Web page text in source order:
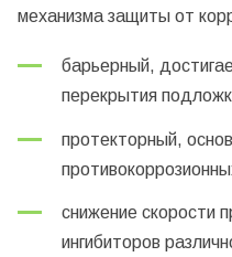
механизма защиты от
барьерный,
перекрытия
протекторный,
снижение скорости
ингибиторов